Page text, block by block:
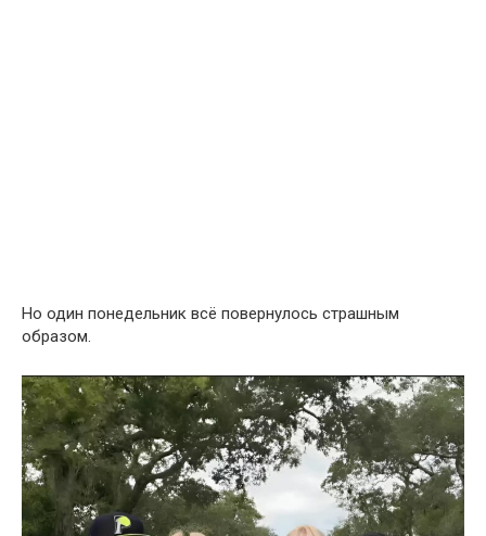
Но один понедельник всё повернулось страшным
образом.